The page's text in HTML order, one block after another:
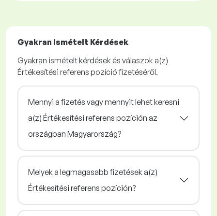
Gyakran Ismételt Kérdések
Gyakran ismételt kérdések és válaszok a(z)
Értékesítési referens pozíció fizetéséről.
Mennyi a fizetés vagy mennyit lehet keresni
a(z) Értékesítési referens pozíción az
országban Magyarország?
Melyek a legmagasabb fizetések a(z)
Értékesítési referens pozíción?